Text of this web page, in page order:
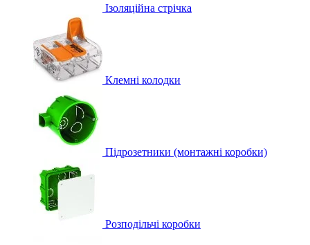
Ізоляційна стрічка
Клемні колодки
Підрозетники (монтажні коробки)
Розподільчі коробки